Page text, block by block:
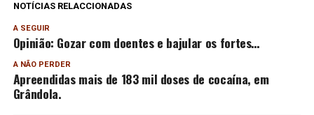
NOTÍCIAS RELACCIONADAS
A SEGUIR
Opinião: Gozar com doentes e bajular os fortes…
A NÃO PERDER
Apreendidas mais de 183 mil doses de cocaína, em
Grândola.